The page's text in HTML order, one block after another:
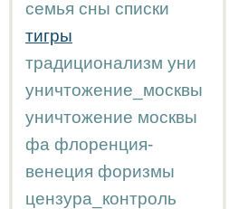
семья сны списки
тигры
традиционализм уни
уничтожение_москвы
уничтожение москвы
фа флоренция-
венеция форизмы
цензура_контроль